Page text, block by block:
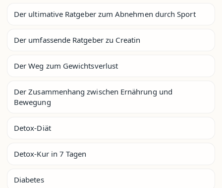
Der ultimative Ratgeber zum Abnehmen durch Sport
Der umfassende Ratgeber zu Creatin
Der Weg zum Gewichtsverlust
Der Zusammenhang zwischen Ernährung und
Bewegung
Detox-Diät
Detox-Kur in 7 Tagen
Diabetes